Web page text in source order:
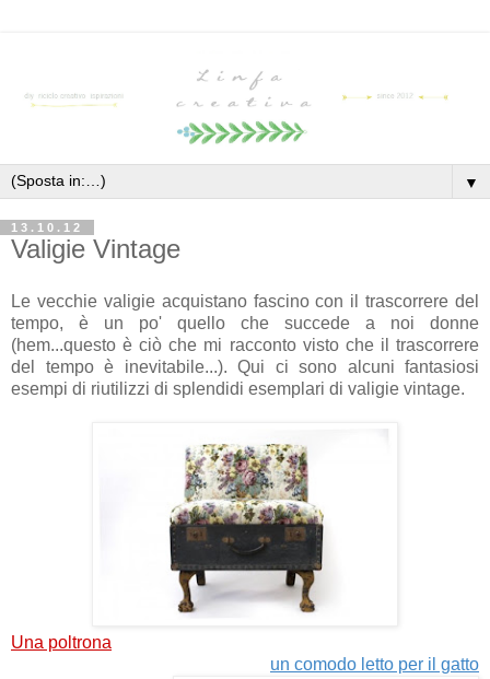
▼
13.10.12
Valigie Vintage
Le vecchie valigie acquistano fascino con il trascorrere del
tempo, è un po' quello che succede a noi donne
(hem...questo è ciò che mi racconto visto che il trascorrere
del tempo è inevitabile...). Qui ci sono alcuni fantasiosi
esempi di riutilizzi di splendidi esemplari di valigie vintage.
Una poltrona
un comodo letto per il gatto